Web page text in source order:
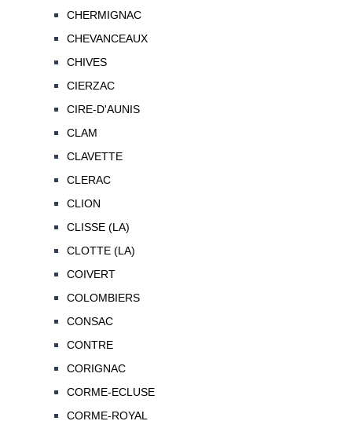
CHERMIGNAC
CHEVANCEAUX
CHIVES
CIERZAC
CIRE-D'AUNIS
CLAM
CLAVETTE
CLERAC
CLION
CLISSE (LA)
CLOTTE (LA)
COIVERT
COLOMBIERS
CONSAC
CONTRE
CORIGNAC
CORME-ECLUSE
CORME-ROYAL